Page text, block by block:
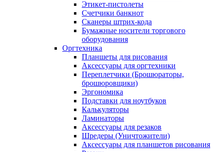
Этикет-пистолеты
Счетчики банкнот
Сканеры штрих-кода
Бумажные носители торгового
оборудования
Оргтехника
Планшеты для рисования
Аксессуары для оргтехники
Переплетчики (Брошюраторы,
брошюровщики)
Эргономика
Подставки для ноутбуков
Калькуляторы
Ламинаторы
Аксессуары для резаков
Шредеры (Уничтожители)
Аксессуары для планшетов рисования